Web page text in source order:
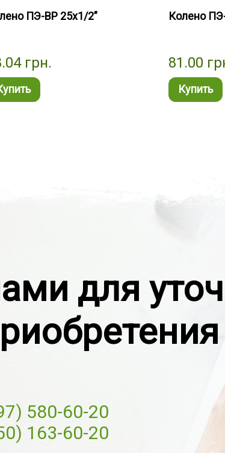
ПЭ-ВР 25x1/2”
грн.
Колено
81.00
Купить
для
580-60-20
163-60-20